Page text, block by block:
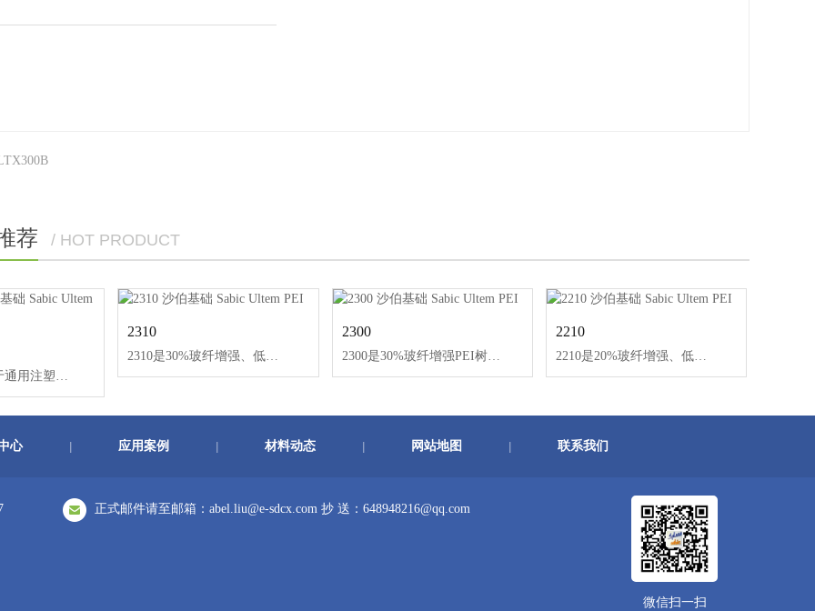
荐 / HOT PRODUCT
LTX300A适用于通用注塑。非卤化、阻燃。
2310
2310是30%玻纤增强、低粘度PEI树脂。
2300
2300是30%玻纤增强PEI树脂，优良的刚度与尺寸稳定性。优异的可加工性。
2210
2210是20%玻纤增强、低粘度PEI树脂。
心 应用案例 材料动态 网站地图 联系我们
正式邮件请至邮箱：abel.liu@e-sdcx.com 抄 送：648948216@qq.com
微信扫一扫